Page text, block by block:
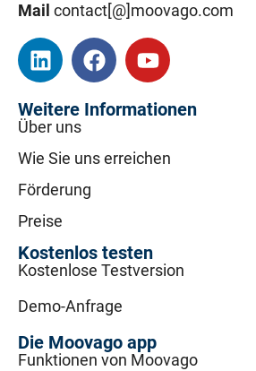
Mail contact[@]moovago.com
Weitere Informationen
Über uns
Wie Sie uns erreichen
Förderung
Preise
Kostenlos testen
Kostenlose Testversion
Demo-Anfrage
Die Moovago app
Funktionen von Moovago